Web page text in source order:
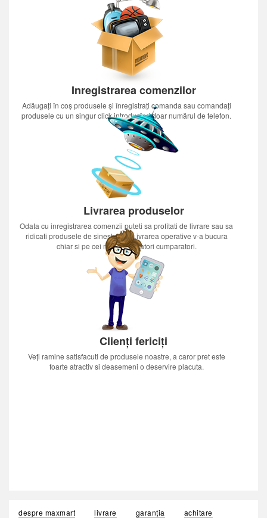
Inregistrarea comenzilor
Adăugați în coș produsele și înregistrați comanda sau comandați
produsele cu un singur click introducînd doar numărul de telefon.
Livrarea produselor
Odata cu inregistrarea comenzii puteti sa profitati de livrare sau sa
ridicati produsele de sinestatator.Livrarea operative v-a bucura
chiar si pe cei mai nerabdatori cumparatori.
Clienți fericiți
Veți ramine satisfacuti de produsele noastre, a caror pret este
foarte atractiv si deasemeni o deservire placuta.
despre maxmart livrare garanția
achitare